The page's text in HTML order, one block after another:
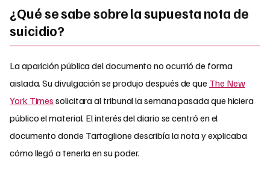
¿Qué se sabe sobre la supuesta nota de
suicidio?
La aparición pública del documento no ocurrió de forma
aislada. Su divulgación se produjo después de que The New
York Times solicitara al tribunal la semana pasada que hiciera
público el material. El interés del diario se centró en el
documento donde Tartaglione describía la nota y explicaba
cómo llegó a tenerla en su poder.